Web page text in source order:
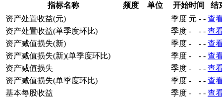
指标名称 频度 单位 开始时间
结
资产处置收益(元)
季度 元 - - 查
资产处置收益(单季度环比)
季度 - - - 查
资产减值损失(新)
季度 - - - 查
资产减值损失(新)(单季度环比)
季度 - - - 查
资产减值损失
季度 - - - 查
资产减值损失(单季度环比)
季度 - - - 查
基本每股收益
季度 - - - 查